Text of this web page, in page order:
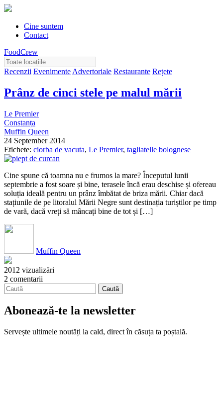
Cine suntem
Contact
FoodCrew
Recenzii Evenimente Advertoriale Restaurante Rețete
Prânz de cinci stele pe malul mării
Le Premier
Constanța
Muffin Queen
24 September 2014
Etichete: ciorba de vacuta, Le Premier, tagliatelle bolognese
Cine spune că toamna nu e frumos la mare? Începutul lunii
septembrie a fost soare și bine, terasele încă erau deschise și ofereau
soluția ideală pentru un prânz îmbătat de briza mării. Chiar dacă
stațiunile de pe litoralul Mării Negre sunt destinația turiștilor pe timp
de vară, dacă vreți să mâncați bine de tot și […]
Muffin Queen
2012 vizualizări
2 comentarii
Abonează-te la newsletter
Servește ultimele noutăți la cald, direct în căsuța ta poștală.